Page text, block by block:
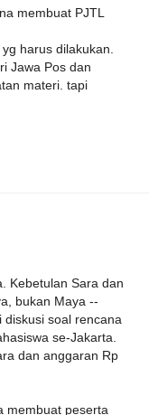
membuat PJTL
harus dilakukan.
Jawa Pos dan
materi. tapi
Kebetulan Sara dan
bukan Maya --
soal rencana
se-Jakarta.
dan anggaran Rp
membuat peserta